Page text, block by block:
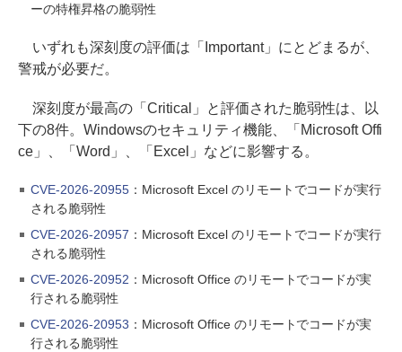
ーの特権昇格の脆弱性
いずれも深刻度の評価は「Important」にとどまるが、
警戒が必要だ。
深刻度が最高の「Critical」と評価された脆弱性は、以
下の8件。Windowsのセキュリティ機能、「Microsoft Offi
ce」、「Word」、「Excel」などに影響する。
CVE-2026-20955：Microsoft Excel のリモートでコードが実行
される脆弱性
CVE-2026-20957 ：Microsoft Excel のリモートでコードが実行
される脆弱性
CVE-2026-20952 ：Microsoft Office のリモートでコードが実
行される脆弱性
CVE-2026-20953 ：Microsoft Office のリモートでコードが実
行される脆弱性